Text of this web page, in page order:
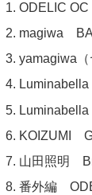
ODELIC
magiwa
yamagiwa
KOIZUMI
山田照明
番外編